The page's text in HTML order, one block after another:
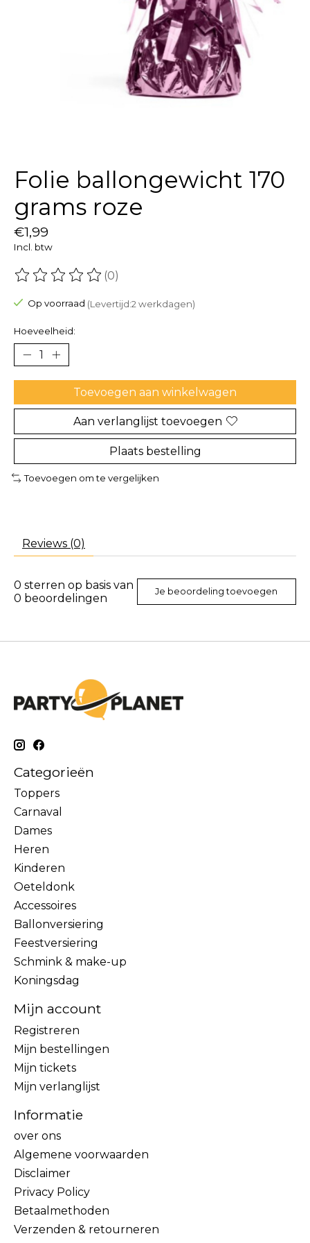
Folie ballongewicht 170
grams roze
€1,99
Incl. btw
De beoordeling van dit product is
(0)
Op voorraad (Levertijd:2 werkdagen)
Hoeveelheid:
Toevoegen aan winkelwagen
Aan verlanglijst toevoegen
Plaats bestelling
Toevoegen om te vergelijken
Reviews (0)
0 sterren op basis van
0 beoordelingen Je beoordeling toevoegen
Categorieën
Toppers
Carnaval
Dames
Heren
Kinderen
Oeteldonk
Accessoires
Ballonversiering
Feestversiering
Schmink & make-up
Koningsdag
Mijn account
Registreren
Mijn bestellingen
Mijn tickets
Mijn verlanglijst
Informatie
over ons
Algemene voorwaarden
Disclaimer
Privacy Policy
Betaalmethoden
Verzenden & retourneren